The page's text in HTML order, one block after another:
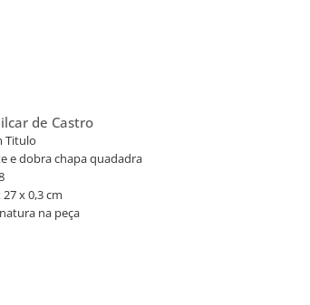
de Castro
Titulo
e dobra chapa quadadra
27 x 0,3 cm
na peça